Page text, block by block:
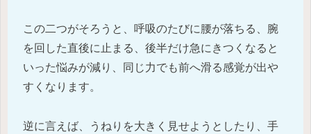
この二つがそろうと、呼吸のたびに腰が落ちる、腕
を回した直後に止まる、後半だけ急にきつくなると
いった悩みが減り、同じ力でも前へ滑る感覚が出や
すくなります。
逆に言えば、うねりを大きく見せようとしたり、手